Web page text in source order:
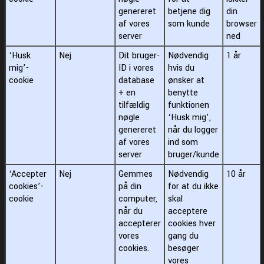
genereret
af vores
server
betjene dig
som kunde
din
browser
ned
‘Husk
mig’-
cookie
Nej
Dit bruger-
ID i vores
database
+ en
tilfældig
nøgle
genereret
af vores
server
Nødvendig
hvis du
ønsker at
benytte
funktionen
‘Husk mig’,
når du logger
ind som
bruger/kunde
1 år
‘Accepter
cookies’-
cookie
Nej
Gemmes
på din
computer,
når du
accepterer
vores
cookies.
Nødvendig
for at du ikke
skal
acceptere
cookies hver
gang du
besøger
vores
10 år